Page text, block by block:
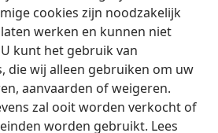
cookies zijn noodzakelijk
werken en kunnen niet
kunt het gebruik van
die wij alleen gebruiken om uw
aanvaarden of weigeren.
zal ooit worden verkocht of
worden gebruikt. Lees
LIBRARY™